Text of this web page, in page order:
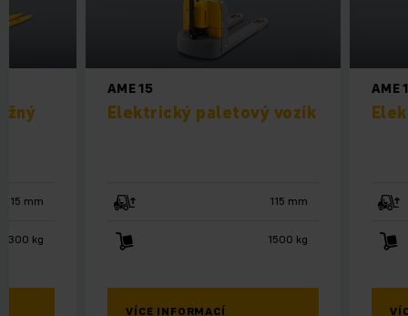
AME 15
Elektrický paletový vozík
115 mm
1500 kg
VÍCE INFORMACÍ
AME
115 mm
3300 kg